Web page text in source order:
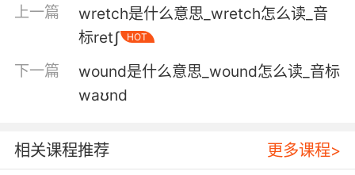
总是被你留下的废人是什么感觉了
6. No, but considering the wreckage, it could
have been destroyed.
7. We recovered your phones from the
wreckage.
上一篇
wretch是什么意思_wretch怎么读_音
标retʃ
HOT
下一篇
wound是什么意思_wound怎么读_音标
waʊnd
相关课程推荐 更多课程>